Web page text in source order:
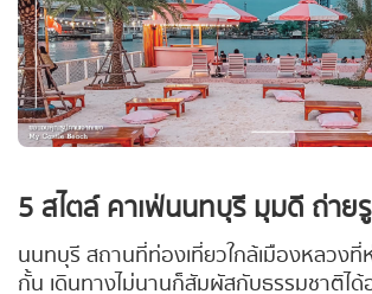
นนทบุรี สถานที่ท่องเที่ยวใกล้เมืองหลวงที่
กั้น เดินทางไม่นานก็สัมผัสกับธรรมชาติได้